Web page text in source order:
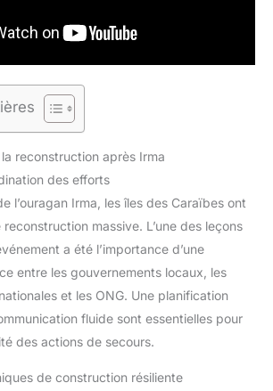
reconstruction après Irma
des efforts
l’ouragan Irma, les îles des Caraïbes ont
massive. L’une des leçons
a été l’importance d’une
entre les gouvernements locaux, les
et les ONG. Une planification
fluide sont essentielles pour
des actions de secours.
de construction résiliente